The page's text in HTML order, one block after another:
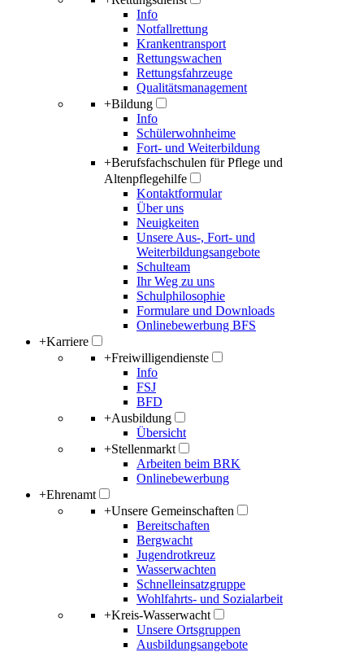
Info
Notfallrettung
Krankentransport
Rettungswachen
Rettungsfahrzeuge
Qualitätsmanagement
+Bildung
Info
Schülerwohnheime
Fort- und Weiterbildung
+Berufsfachschulen für Pflege und
Altenpflegehilfe
Kontaktformular
Über uns
Neuigkeiten
Unsere Aus-, Fort- und
Weiterbildungsangebote
Schulteam
Ihr Weg zu uns
Schulphilosophie
Formulare und Downloads
Onlinebewerbung BFS
+Karriere
+Freiwilligendienste
Info
FSJ
BFD
+Ausbildung
Übersicht
+Stellenmarkt
Arbeiten beim BRK
Onlinebewerbung
+Ehrenamt
+Unsere Gemeinschaften
Bereitschaften
Bergwacht
Jugendrotkreuz
Wasserwachten
Schnelleinsatzgruppe
Wohlfahrts- und Sozialarbeit
+Kreis-Wasserwacht
Unsere Ortsgruppen
Ausbildungsangebote